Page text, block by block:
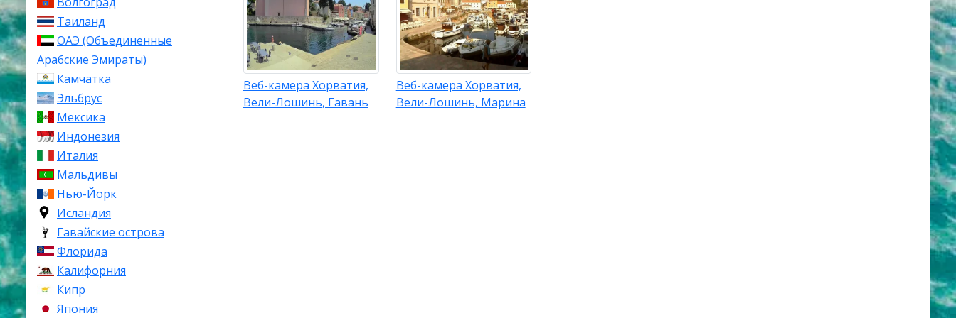
Таиланд
ОАЭ (Объединенные
Арабские Эмираты)
Камчатка
Эльбрус
Мексика
Индонезия
Италия
Мальдивы
Нью-Йорк
Исландия
Гавайские острова
Флорида
Калифорния
Кипр
Япония
Веб-камера Хорватия,
Вели-Лошинь, Гавань
Веб-камера Хорватия,
Вели-Лошинь, Марина